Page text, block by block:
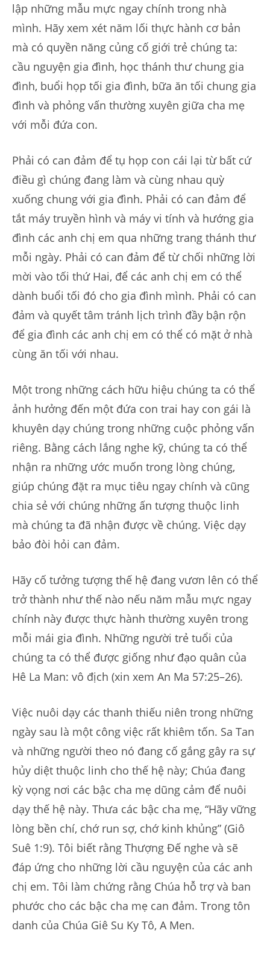
lập những mẫu mực ngay chính trong nhà
mình. Hãy xem xét năm lối thực hành cơ bản
mà có quyền năng củng cố giới trẻ chúng ta:
cầu nguyện gia đình, học thánh thư chung gia
đình, buổi họp tối gia đình, bữa ăn tối chung gia
đình và phỏng vấn thường xuyên giữa cha mẹ
với mỗi đứa con.
Phải có can đảm để tụ họp con cái lại từ bất cứ
điều gì chúng đang làm và cùng nhau quỳ
xuống chung với gia đình. Phải có can đảm để
tắt máy truyền hình và máy vi tính và hướng gia
đình các anh chị em qua những trang thánh thư
mỗi ngày. Phải có can đảm để từ chối những lời
mời vào tối thứ Hai, để các anh chị em có thể
dành buổi tối đó cho gia đình mình. Phải có can
đảm và quyết tâm tránh lịch trình đầy bận rộn
để gia đình các anh chị em có thể có mặt ở nhà
cùng ăn tối với nhau.
Một trong những cách hữu hiệu chúng ta có thể
ảnh hưởng đến một đứa con trai hay con gái là
khuyên dạy chúng trong những cuộc phỏng vấn
riêng. Bằng cách lắng nghe kỹ, chúng ta có thể
nhận ra những ước muốn trong lòng chúng,
giúp chúng đặt ra mục tiêu ngay chính và cũng
chia sẻ với chúng những ấn tượng thuộc linh
mà chúng ta đã nhận được về chúng. Việc dạy
bảo đòi hỏi can đảm.
Hãy cố tưởng tượng thế hệ đang vươn lên có thể
trở thành như thế nào nếu năm mẫu mực ngay
chính này được thực hành thường xuyên trong
mỗi mái gia đình. Những người trẻ tuổi của
chúng ta có thể được giống như đạo quân của
Hê La Man: vô địch (xin xem An Ma 57:25–26).
Việc nuôi dạy các thanh thiếu niên trong những
ngày sau là một công việc rất khiêm tốn. Sa Tan
và những người theo nó đang cố gắng gây ra sự
hủy diệt thuộc linh cho thế hệ này; Chúa đang
kỳ vọng nơi các bậc cha mẹ dũng cảm để nuôi
dạy thế hệ này. Thưa các bậc cha mẹ, “Hãy vững
lòng bền chí, chớ run sợ, chớ kinh khủng” (Giô
Suê 1:9). Tôi biết rằng Thượng Đế nghe và sẽ
đáp ứng cho những lời cầu nguyện của các anh
chị em. Tôi làm chứng rằng Chúa hỗ trợ và ban
phước cho các bậc cha mẹ can đảm. Trong tôn
danh của Chúa Giê Su Ky Tô, A Men.